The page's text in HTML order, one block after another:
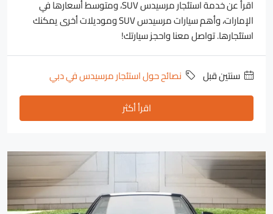
اقرأ عن خدمة استئجار مرسيدس SUV، ومتوسط أسعارها في
الإمارات، وأهم سيارات مرسيدس SUV وموديلات أخرى يمكنك
استئجارها. تواصل معنا واحجز سيارتك!
‏سنتين قبل
نصائح حول استئجار مرسيدس في دبي
اقرأ أكثر